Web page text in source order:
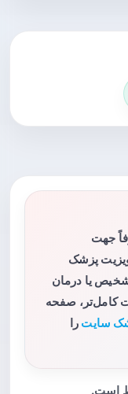
جهت
پزشک
یا درمان
کامل‌تر، صفحه
سایت را